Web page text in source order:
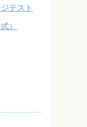
テスト
）